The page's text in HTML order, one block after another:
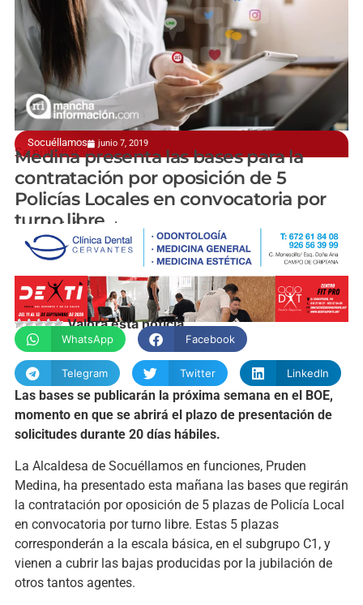
Socuéllamos junio 7, 2019
Se publicarán la próxima semana en el BOE
Medina presenta las bases para la
contratación por oposición de 5
Policías Locales en convocatoria por
turno libre
manchainformacion.com
Valora esta noticia
WhatsApp Facebook
Telegram Twitter LinkedIn
Las bases se publicarán la próxima semana en el BOE,
momento en que se abrirá el plazo de presentación de
solicitudes durante 20 días hábiles.
La Alcaldesa de Socuéllamos en funciones, Pruden
Medina, ha presentado esta mañana las bases que regirán
la contratación por oposición de 5 plazas de Policía Local
en convocatoria por turno libre. Estas 5 plazas
corresponderán a la escala básica, en el subgrupo C1, y
vienen a cubrir las bajas producidas por la jubilación de
otros tantos agentes.